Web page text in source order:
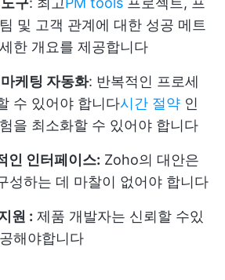
및 고객 관계에 대한 성공 메트
한 개요를 제공합니다
케팅 자동화: 반복적인 프로세
수 있어야 합니다시간 절약 인
을 최소화할 수 있어야 합니다
인 인터페이스: Zoho의 대안은
성하는 데 마찰이 없어야 합니다
원 : 제품 개발자는 신뢰할 수있
해야합니다